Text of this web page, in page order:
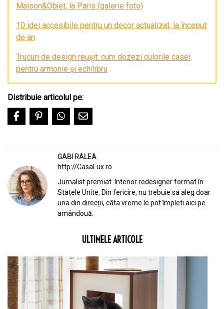
Maison&Objet, la Paris (galerie foto)
10 idei accesibile pentru un decor actualizat, la început
de an
Trucuri de design reușit: cum dozezi culorile casei,
pentru armonie și echilibru
Distribuie articolul pe:
GABI RALEA
http://CasaLux.ro
Jurnalist premiat. Interior redesigner format în
Statele Unite. Din fericire, nu trebuie sa aleg doar
una din direcții, câta vreme le pot împleti aici pe
amândouă.
ULTIMELE ARTICOLE